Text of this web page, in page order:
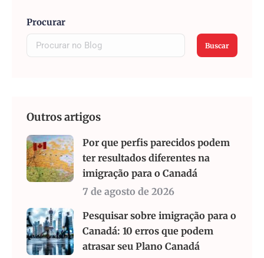
Procurar
Buscar
Outros artigos
Por que perfis parecidos podem
ter resultados diferentes na
imigração para o Canadá
7 de agosto de 2026
Pesquisar sobre imigração para o
Canadá: 10 erros que podem
atrasar seu Plano Canadá